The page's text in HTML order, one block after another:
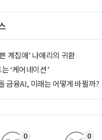
계집애’ 나애리의 귀환
‘케어네이션’
금융AI, 미래는 어떻게 바뀔까?
0 0